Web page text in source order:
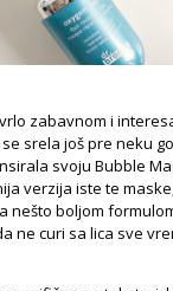
zabavnom i
srela još pre neku
svoju Bubble
verzija iste te
nešto boljom
ne curi sa lica sve